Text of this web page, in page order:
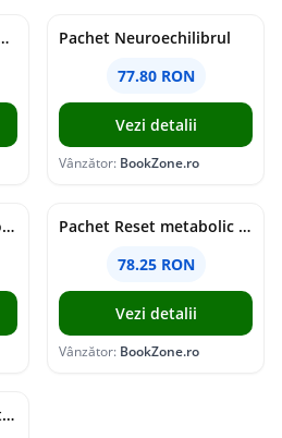
și creier
Pachet Neuroechilibrul
77.80 RON
Vezi detalii
Vânzător: BookZone.ro
Pachet Mintea și hormonii tăi
Pachet Reset metabolic complet
78.25 RON
Vezi detalii
Vânzător: BookZone.ro
Pachet Creier calm minte puternică